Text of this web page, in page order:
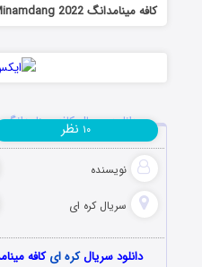
کافه مینامدانگ Cafe Minamdang 2022
دانلود سریال کافه مینامدانگ Cafe Minamdang 2022
نویسنده
سریال کره ای
۱۰ نظر
دانلود سریالکره ای